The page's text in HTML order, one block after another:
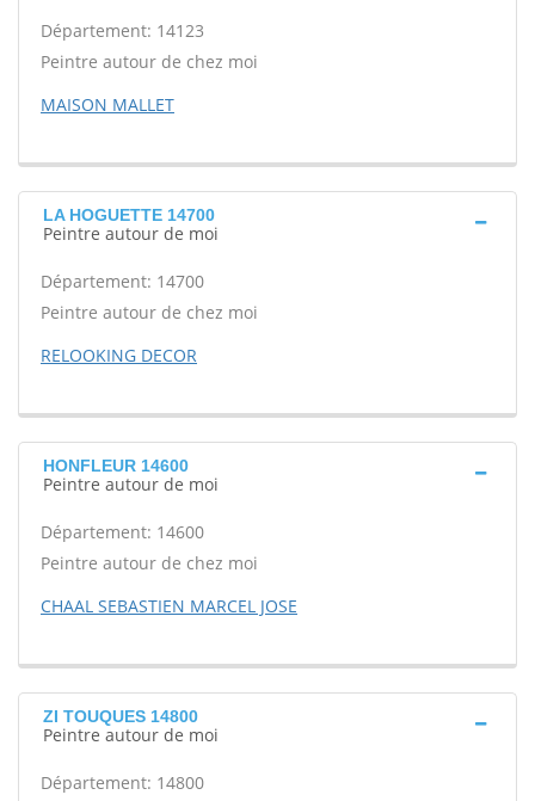
Département: 14123
Peintre autour de chez moi
MAISON MALLET
LA HOGUETTE 14700
Peintre autour de moi
Département: 14700
Peintre autour de chez moi
RELOOKING DECOR
HONFLEUR 14600
Peintre autour de moi
Département: 14600
Peintre autour de chez moi
CHAAL SEBASTIEN MARCEL JOSE
ZI TOUQUES 14800
Peintre autour de moi
Département: 14800